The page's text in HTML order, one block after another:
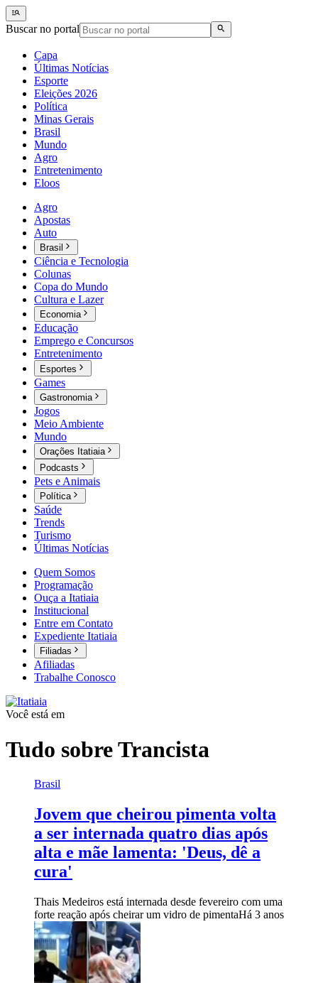
Buscar no portal
Capa
Últimas Notícias
Esporte
Eleições 2026
Política
Minas Gerais
Brasil
Mundo
Agro
Entretenimento
Eloos
Agro
Apostas
Auto
Brasil
Ciência e Tecnologia
Colunas
Copa do Mundo
Cultura e Lazer
Economia
Educação
Emprego e Concursos
Entretenimento
Esportes
Games
Gastronomia
Jogos
Meio Ambiente
Mundo
Orações Itatiaia
Podcasts
Pets e Animais
Política
Saúde
Trends
Turismo
Últimas Notícias
Quem Somos
Programação
Ouça a Itatiaia
Institucional
Entre em Contato
Expediente Itatiaia
Filiadas
Afiliadas
Trabalhe Conosco
Você está em
Tudo sobreTrancista
Brasil
Jovem que cheirou pimenta volta
a ser internada quatro dias após
alta e mãe lamenta: 'Deus, dê a
cura'
Thais Medeiros está internada desde fevereiro com uma
forte reação após cheirar um vidro de pimentaHá 3 anos